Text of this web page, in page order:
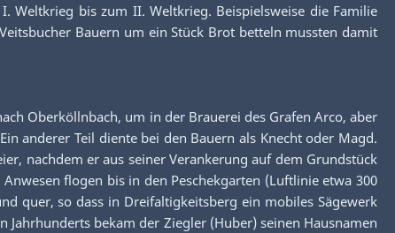
Weltkrieg bis zum II. Weltkrieg. Beispielsweise die Familie
Bauern um ein Stück Brot betteln mussten damit
Oberköllnbach, um in der Brauerei des Grafen Arco, aber
anderer Teil diente bei den Bauern als Knecht oder Magd.
nachdem er aus seiner Verankerung auf dem Grundstück
flogen bis in den Peschekgarten (Luftlinie etwa 300
quer, so dass in Dreifaltigkeitsberg ein mobiles Sägewerk
bekam der Ziegler (Huber) seinen Hausnamen